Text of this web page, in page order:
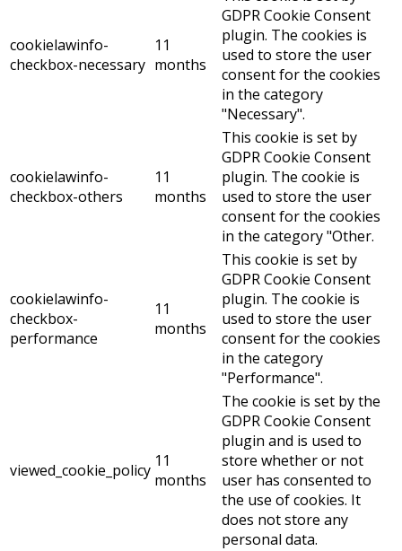
cookielawinfo-
checkbox-necessary
11
months
GDPR Cookie Consent
plugin. The cookies is
used to store the user
consent for the cookies
in the category
"Necessary".
cookielawinfo-
checkbox-others
11
months
This cookie is set by
GDPR Cookie Consent
plugin. The cookie is
used to store the user
consent for the cookies
in the category "Other.
cookielawinfo-
checkbox-
performance
11
months
This cookie is set by
GDPR Cookie Consent
plugin. The cookie is
used to store the user
consent for the cookies
in the category
"Performance".
viewed_cookie_policy 11
months
The cookie is set by the
GDPR Cookie Consent
plugin and is used to
store whether or not
user has consented to
the use of cookies. It
does not store any
personal data.